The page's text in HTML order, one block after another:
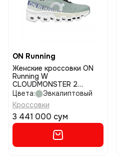
ON Running
Женские кроссовки ON
Running W
CLOUDMONSTER 2
размер 39
Цвета:
Эвкалиптовый
Кроссовки
3 441 000 сум